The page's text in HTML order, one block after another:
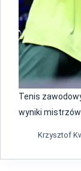
Tenis
wyniki
Krzysztof